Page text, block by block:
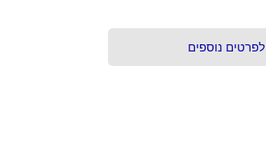
לפרטים נוספים